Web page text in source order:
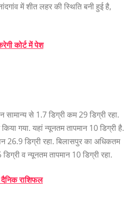
में शीत लहर की स्थिति बनी हुई है,
कोर्ट में पेश
सामान्य से 1.7 डिग्री कम 29 डिग्री रहा.
गया. यहां न्यूनतम तापमान 10 डिग्री है.
26.9 डिग्री रहा. बिलासपुर का अधिकतम
व न्यूनतम तापमान 10 डिग्री रहा.
राशिफल